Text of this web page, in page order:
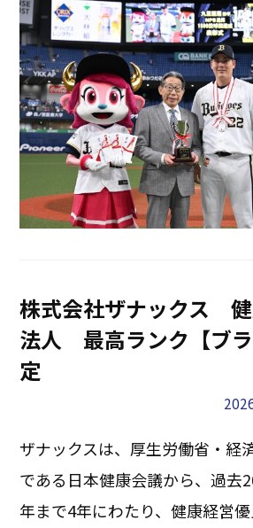
株式会社ザナックス
法人 最高ランク【ブ
定
ザナックスは、厚生労働省・経
である日本健康会議から、過去
年まで4年にわたり、健康経営